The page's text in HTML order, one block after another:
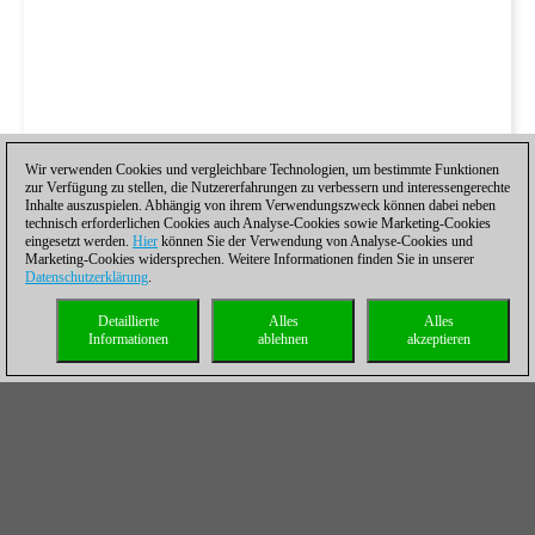
Wir verwenden Cookies und vergleichbare Technologien, um bestimmte Funktionen
zur Verfügung zu stellen, die Nutzererfahrungen zu verbessern und interessengerechte
Inhalte auszuspielen. Abhängig von ihrem Verwendungszweck können dabei neben
technisch erforderlichen Cookies auch Analyse-Cookies sowie Marketing-Cookies
eingesetzt werden. Hier können Sie der Verwendung von Analyse-Cookies und
Marketing-Cookies widersprechen. Weitere Informationen finden Sie in unserer
Datenschutzerklärung.
Alles
akzeptieren
Alles
ablehnen
Detaillierte
Informationen